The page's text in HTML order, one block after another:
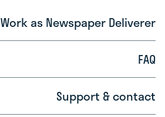
Work as Newspaper Deliverer
FAQ
Support & contact